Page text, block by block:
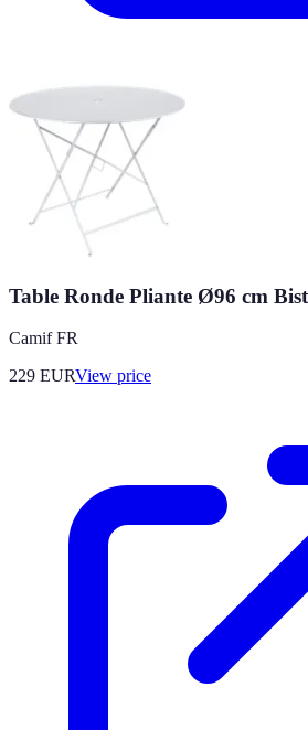
Table Ronde Pliante Ø96 cm
Camif FR
229 EURView price